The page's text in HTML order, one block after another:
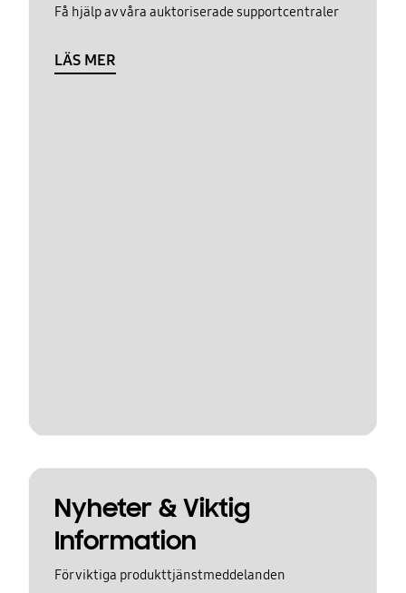
Få hjälp av våra auktoriserade supportcentraler
LÄS MER
Nyheter & Viktig
Information
För viktiga produkttjänstmeddelanden